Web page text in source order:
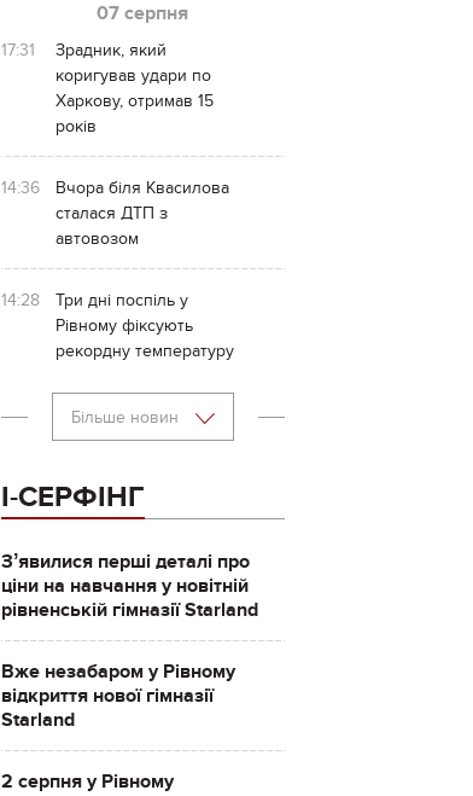
07 серпня
17:31
Зрадник, який
коригував удари по
Харкову, отримав 15
років
14:36
Вчора біля Квасилова
сталася ДТП з
автовозом
14:28
Три дні поспіль у
Рівному фіксують
рекордну температуру
Більше новин
І-СЕРФІНГ
Зʼявилися перші деталі про
ціни на навчання у новітній
рівненській гімназії Starland
Вже незабаром у Рівному
відкриття нової гімназії
Starland
2 серпня у Рівному